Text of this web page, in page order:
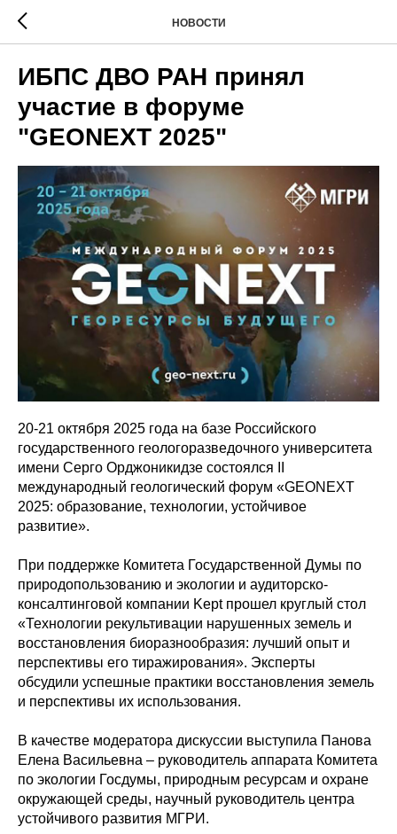
НОВОСТИ
ИБПС ДВО РАН принял
участие в форуме
"GEONEXT 2025"
20-21 октября 2025 года на базе Российского
государственного геологоразведочного университета
имени Серго Орджоникидзе состоялся II
международный геологический форум «GEONEXT
2025: образование, технологии, устойчивое
развитие».
При поддержке Комитета Государственной Думы по
природопользованию и экологии и аудиторско-
консалтинговой компании Kept прошел круглый стол
«Технологии рекультивации нарушенных земель и
восстановления биоразнообразия: лучший опыт и
перспективы его тиражирования». Эксперты
обсудили успешные практики восстановления земель
и перспективы их использования.
В качестве модератора дискуссии выступила Панова
Елена Васильевна – руководитель аппарата Комитета
по экологии Госдумы, природным ресурсам и охране
окружающей среды, научный руководитель центра
устойчивого развития МГРИ.